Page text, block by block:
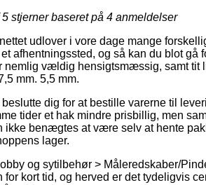
stjerner baseret på 4 anmeldelser
udlover i vore dage mange
afhentningssted, og så kan du blot gå
nemlig vældig hensigtsmæssig, samt
mm. 5,5 mm.
dig for at bestille varerne til
tider et hak mindre prisbillig, men
ikke benægtes at være selv at hente
lager.
og sytilbehør > Måleredskaber/
for kort tid, og herved er det tydeligvis